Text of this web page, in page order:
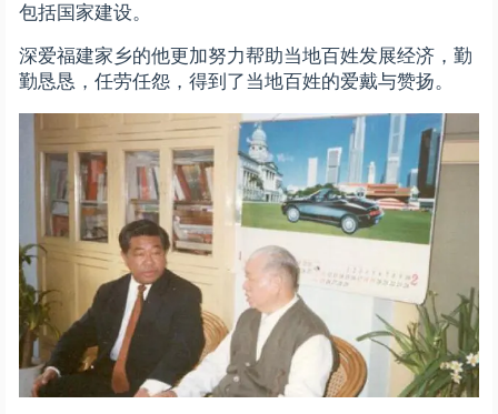
包括国家建设。
深爱福建家乡的他更加努力帮助当地百姓发展经济，勤
勤恳恳，任劳任怨，得到了当地百姓的爱戴与赞扬。